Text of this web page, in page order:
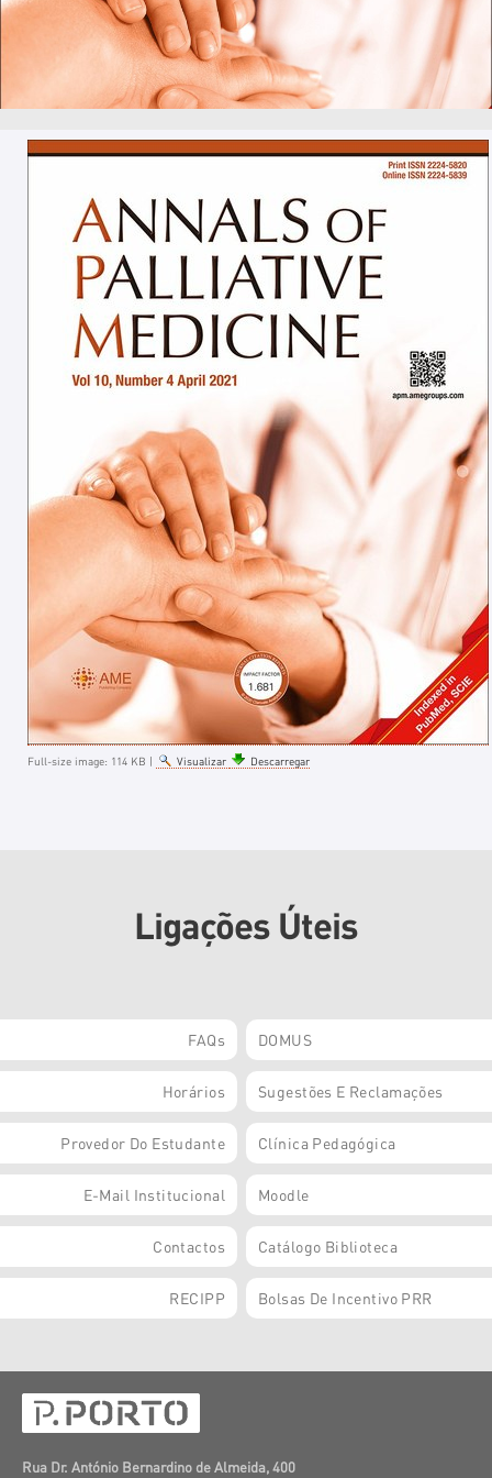
Full-size image: 114 KB | Visualizar Descarregar
Ligações Úteis
FAQs DOMUS
Horários Sugestões E Reclamações
Provedor Do Estudante Clínica Pedagógica
E-Mail Institucional Moodle
Contactos Catálogo Biblioteca
RECIPP Bolsas De Incentivo PRR
Rua Dr. António Bernardino de Almeida, 400